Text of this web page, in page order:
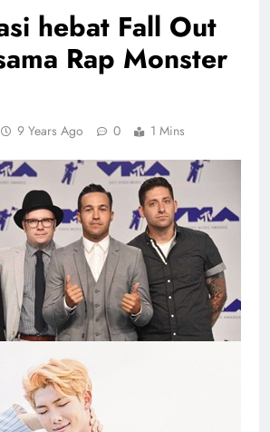
hebat Fall Out
Rap Monster
9 Years Ago 0 1 Mins